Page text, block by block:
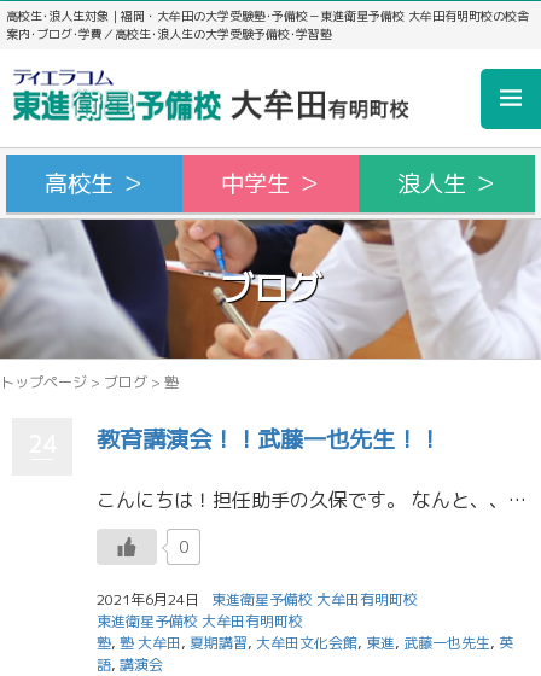
高校生･浪人生対象｜福岡・大牟田の大学受験塾･予備校－東進衛星予備校 大牟田有明町校の校舎
案内･ブログ･学費／高校生･浪人生の大学受験予備校･学習塾
高校生 ＞ 中学生 ＞ 浪人生 ＞
ブログ
トップページ > ブログ > 塾
教育講演会！！武藤一也先生！！
こんにちは！担任助手の久保です。 なんと、、、 7月5日 月曜日に大牟田文化会館での教育講演会が決定しました！！ 武藤一也先生という、英語の講師の方が来てくださいます！ 武藤先生とは 今回講演会をしてくださる武藤先生につ […]
0
2021年6月24日
東進衛星予備校 大牟田有明町校
東進衛星予備校 大牟田有明町校
塾, 塾 大牟田, 夏期講習, 大牟田文化会館, 東進, 武藤一也先生, 英
語, 講演会